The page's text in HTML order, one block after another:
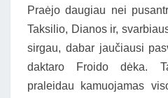
Praėjo daugiau nei
Taksilio, Dianos ir,
sirgau, dabar jaučiausi
daktaro Froido dėka.
praleidau kamuojamas